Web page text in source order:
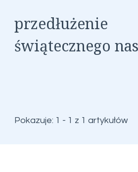
przedłużenie
świątecznego
Pokazuje: 1 - 1 z 1 artykułów